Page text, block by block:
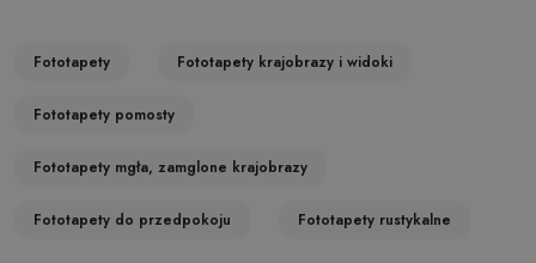
Fototapety Fototapety krajobrazy i widoki
Fototapety pomosty
Fototapety mgła, zamglone krajobrazy
Fototapety do przedpokoju Fototapety rustykalne